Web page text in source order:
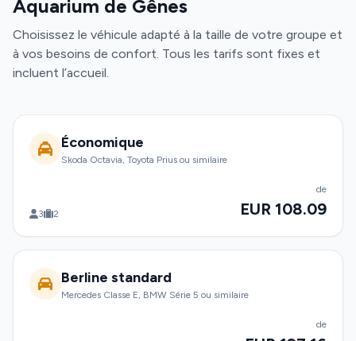
Aquarium de Gênes
Choisissez le véhicule adapté à la taille de votre groupe et
à vos besoins de confort. Tous les tarifs sont fixes et
incluent l’accueil.
Économique
Skoda Octavia, Toyota Prius ou similaire
3 2
de
EUR 108.09
Berline standard
Mercedes Classe E, BMW Série 5 ou similaire
de